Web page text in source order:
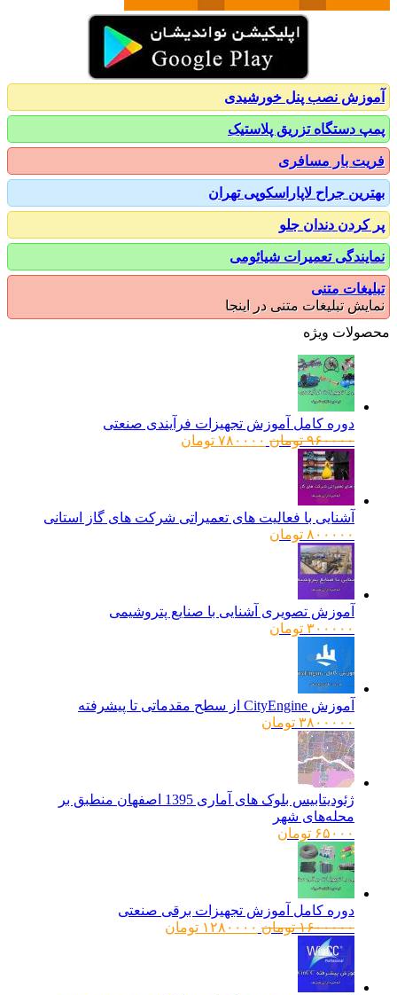
نصب پنل خورشیدی
دستگاه تزریق پلاستیک
بار مسافری
جراح لاپاراسکوپی تهران
دندان جلو
تعمیرات شیائومی
متنی
تبلیغات متنی در اینجا
ویژه
دوره کامل آموزش تجهیزات فرآیندی صنعتی
۹۶۰۰۰۰ تومانقیمت
۷۸۰۰۰۰ تومانقیمت
آشنایی با فعالیت های تعمیراتی شرکت های گاز استانی
۸۰۰۰۰۰ تومان
آموزش تصویری آشنایی با صنایع پتروشیمی
۳۰۰۰۰۰ تومان
آموزش CityEngine از سطح مقدماتی تا پیشرفته
۳۸۰۰۰۰۰ تومان
ژئودیتابیس بلوک های آماری 1395 اصفهان منطبق بر
محله‌های شهر
۶۵۰۰۰ تومان
دوره کامل آموزش تجهیزات برقی صنعتی
۱۶۰۰۰۰۰ تومانقیمت
۱۲۸۰۰۰۰ تومانقیمت